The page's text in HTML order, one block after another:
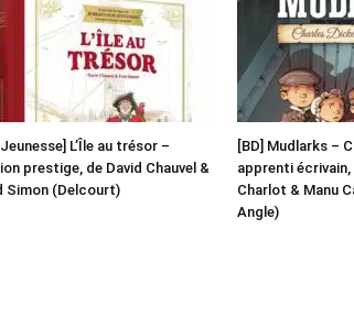
Jeunesse] L’Île au trésor –
prestige, de David Chauvel &
Simon (Delcourt)
[BD] Mudlarks –
apprenti
Charlot & Manu
Angle)